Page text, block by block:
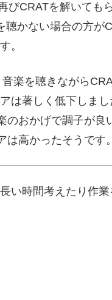
CRATを解いても
かない場合の方が
。
楽を聴きながら
は著しく低下しま
のおかげで調子が良
高かったそうです。
い時間考えたり作業